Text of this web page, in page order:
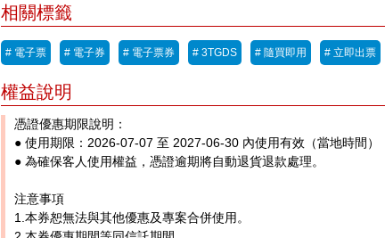
相關標籤
# 電子票 # 電子券 # 電子票券 # 3TGDS # 隨買即用 # 立即出票
權益說明
憑證優惠期限說明：
● 使用期限：2026-07-07 至 2027-06-30 內使用有效（當地時間）
● 為確保客人使用權益，憑證逾期將自動退貨退款處理。
注意事項
1.本券恕無法與其他優惠及專案合併使用。